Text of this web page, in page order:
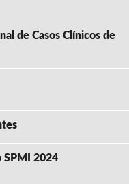
de Casos Clínicos de
SPMI 2024